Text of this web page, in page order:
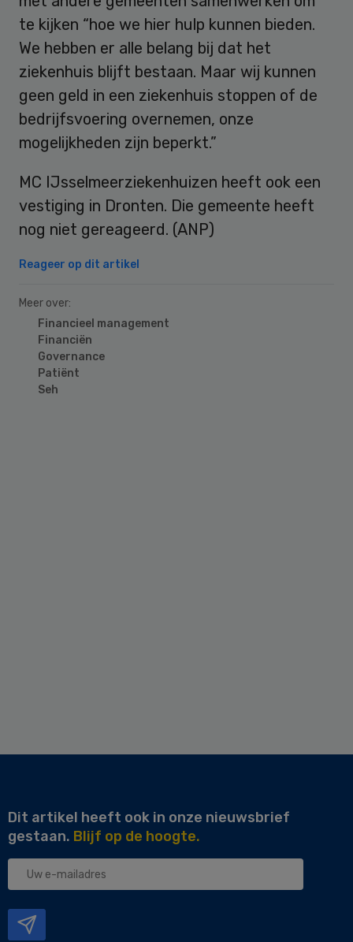
te kijken “hoe we hier hulp kunnen bieden.
We hebben er alle belang bij dat het
ziekenhuis blijft bestaan. Maar wij kunnen
geen geld in een ziekenhuis stoppen of de
bedrijfsvoering overnemen, onze
mogelijkheden zijn beperkt.”
MC IJsselmeerziekenhuizen heeft ook een
vestiging in Dronten. Die gemeente heeft
nog niet gereageerd. (ANP)
Reageer op dit artikel
Meer over:
Financieel management
Financiën
Governance
Patiënt
Seh
Dit artikel heeft ook in onze nieuwsbrief
gestaan. Blijf op de hoogte.
Uw